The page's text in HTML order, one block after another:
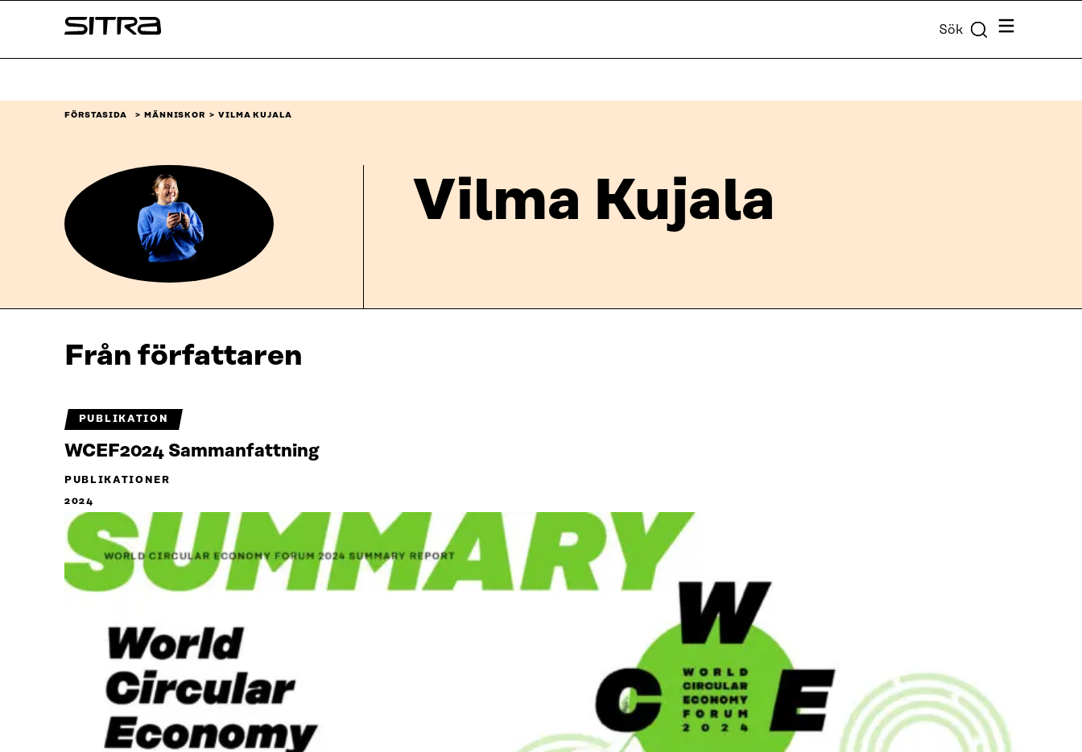
↓
Sitra Sök Meny
FÖRSTASIDA MÄNNISKOR VILMA KUJALA
Vilma Kujala
Från författaren
PUBLIKATION
WCEF2024 Sammanfattning
PUBLIKATIONER
2024